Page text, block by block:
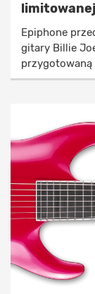
Epiphone
gitary Billie
przygotowaną